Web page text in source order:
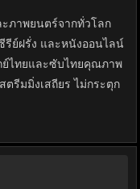
ภาพยนตร์จากทั่วโลก
ย์ฝรั่ง และหนังออนไลน์
ไทยและซับไทยคุณภาพ
รีมมิ่งเสถียร ไม่กระตุก